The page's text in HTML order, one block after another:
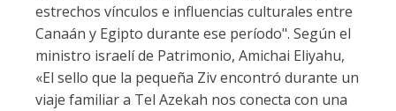
estrechos vínculos e influencias culturales entre
Canaán y Egipto durante ese período". Según el
ministro israelí de Patrimonio, Amichai Eliyahu,
«El sello que la pequeña Ziv encontró durante un
viaje familiar a Tel Azekah nos conecta con una